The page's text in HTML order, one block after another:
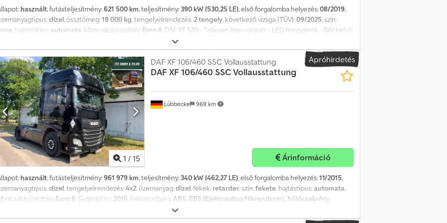
használt, futásteljesítmény:621 500 km, teljesítmény: 390 kW (530,25 LE), első forgalomba helyezés:08/2019,
dízel, össztömeg:18 000 kg, tengelyelrendezés:2 tengely, következő vizsga (TÜV):09/2025, szín:
, hajtástípus: automata, kibocsátási osztály: Euro 6, DAF XF 530 - Teljesen légrugózott - LED fényszórók - Bőr belső
- Fényhíd - Alumínium felnik - Hűtőszekrény - Bőr ülések - Multifunkciós kormánykerék - LED hátsó lámpák -
1.275 liter - Tetőablak - Saját tömeg: 8.581 kg Credewhh Uxepfx Ai Ajf - Első tengely gumiabroncsok:
55 R22,5 - Hátsó tengely gumiabroncsok: 315/70 R22,5 - Műszaki vizsga érvényes: 2025.09-ig - Biztonsági vizsga (SP)
2026.03-ig Elírások és előzetes értékesítés jogát fenntartjuk. Belső járműazonosító: 10976 WhatsApp
elérhető! Járművel kapcsolatos kérdések vagy további információ esetén keressen minket bátran
WhatsApp német, angol -- WhatsApp német, angol, arab
Apróhirdetés
1 / 15
Lübbecke 969 km
DAF XF 106/460 SSC Vollausstattung
DAF XF 106/460 SSC Vollausstattung
Árinformáció
használt, futásteljesítmény:961 979 km, teljesítmény: 340 kW (462,27 LE), első forgalomba helyezés:11/2015,
dízel, tengelyelrendezés:4x2, üzemanyag:dízel, fékek: retarder, szín:fekete, hajtástípus:automata,
osztály: Euro 6, Gyártási év: 2015, Felszereltség: ABS, EBS (Elektronikus fékrendszer), hűtőszekrény,
kipörgésgátló, légkondicionálás, légterelő, retarder, tempomat
= További információk = TELJES ÖSSZTÖMEG: 18.000 kg Csdsxuka Ijpfx Ai Aorf A fekvőhelyek száma: 2